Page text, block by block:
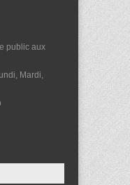
public aux
Mardi,